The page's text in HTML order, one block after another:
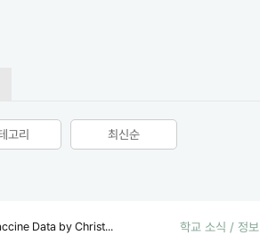
고리 최신순
Data by Christ... 학교 소식 / 정보